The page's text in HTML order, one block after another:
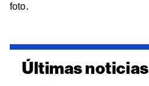
foto.
Últimas noticias